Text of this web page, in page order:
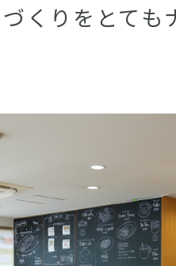
くりをとても